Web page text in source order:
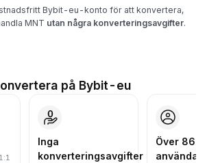
Bybit-eu-konto för att konvertera,
MNT utan några konverteringsavgifter.
på Bybit-eu
Inga
konverteringsavgifter
Över 86